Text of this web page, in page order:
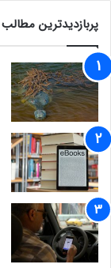
پربازدیدترین مطالب